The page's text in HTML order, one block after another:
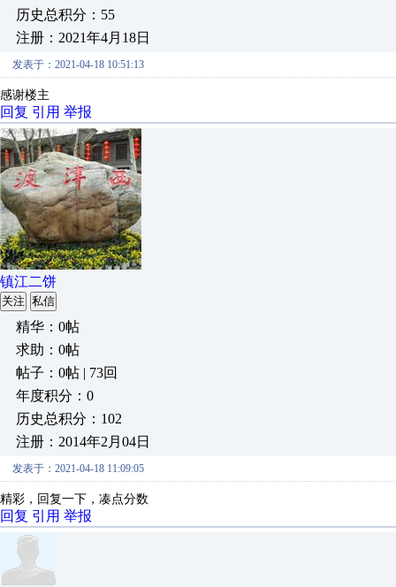
历史总积分：55
注册：2021年4月18日
发表于：2021-04-18 10:51:13
感谢楼主
回复 引用 举报
镇江二饼
关注 私信
精华：0帖
求助：0帖
帖子：0帖 | 73回
年度积分：0
历史总积分：102
注册：2014年2月04日
发表于：2021-04-18 11:09:05
精彩，回复一下，凑点分数
回复 引用 举报